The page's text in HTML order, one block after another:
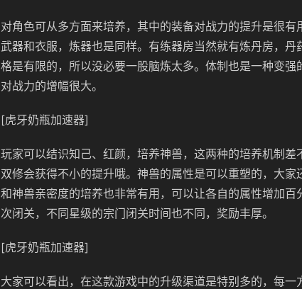
对角色可从多方面来培养，其中的装备对战力的提升是很
武器和衣服，炼器也是同样。有练器房当然就有炼丹房，
格是有限的，所以没必要一股脑炼太多。体制也是一种变强
对战力的增幅很大。
[虎牙奶瓶加速器]
玩家可以结识知己、红颜，培养神兽，这两种的培养机制差
双修会获得不小的提升哦。神兽的属性是可以重塑的，大
和神兽亲密度的培养也非常有用，可以让各自的属性增加
次闭关，不同星级的宗门闭关时间也不同，奖励丰厚。
[虎牙奶瓶加速器]
大家可以看出，在这款游戏中的升级渠道是特别多的，每